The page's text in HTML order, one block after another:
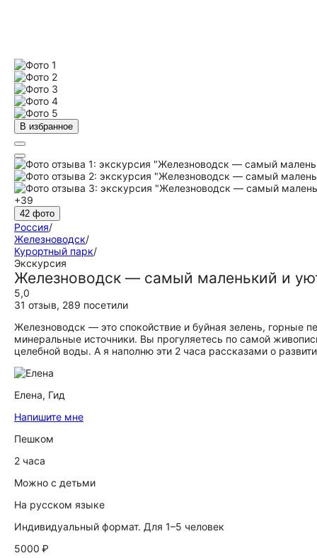
В избранное
+39
42 фото
Россия/
Железноводск/
Курортный парк/
Экскурсия
Железноводск — самый маленький и
5,0
31 отзыв, 289 посетили
Железноводск — это спокойствие и буйная зелень, горные
минеральные источники. Вы прогуляетесь по самой
целебной воды. А я наполню эти 2 часа рассказами о
Елена, Гид
Напишите мне
Пешком
2 часа
Можно с детьми
На русском языке
Индивидуальный формат. Для 1–5 человек
5000 ₽